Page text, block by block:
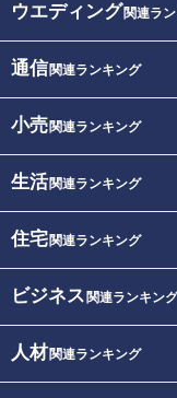
ウエディング関連ラ
通信関連ランキング
小売関連ランキング
生活関連ランキング
住宅関連ランキング
ビジネス 関連ランキング
人材関連ランキング